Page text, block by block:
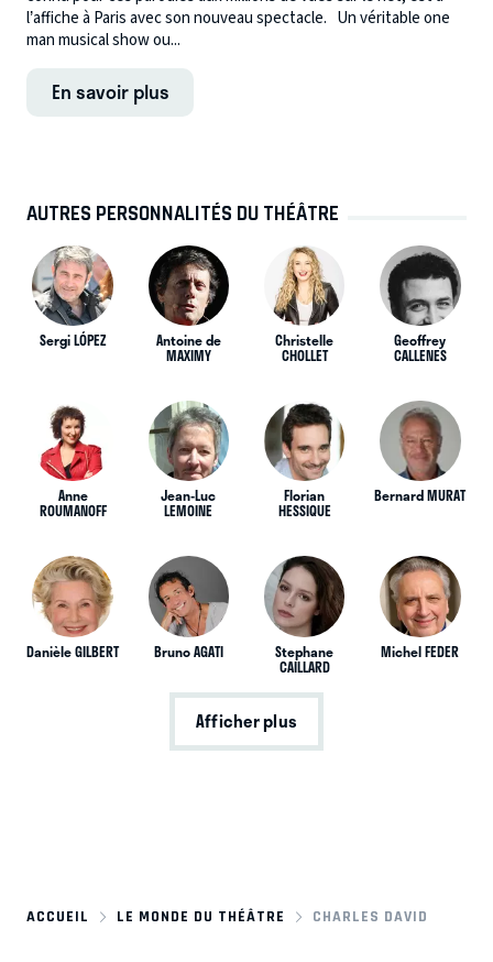
l’affiche à Paris avec son nouveau spectacle. Un véritable one
man musical show ou...
En savoir plus
AUTRES PERSONNALITÉS DU THÉÂTRE
Sergi LÓPEZ Antoine de
MAXIMY
Christelle
CHOLLET
Geoffrey
CALLENES
Anne
ROUMANOFF
Jean-Luc
LEMOINE
Florian
HESSIQUE
Bernard MURAT
Danièle GILBERT Bruno AGATI Stephane
CAILLARD
Michel FEDER
Afficher plus
ACCUEIL LE MONDE DU THÉÂTRE CHARLES DAVID